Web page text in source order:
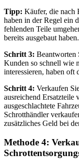
Tipp: Käufer, die nach
haben in der Regel ein
fehlenden Teile
bereits ausgebaut haben.
Schritt 3: Beantworten
Kunden so schnell wie
interessieren, haben oft
Schritt 4: Verkaufen
ausreichend Ersatzteile
ausgeschlachtete
Schrotthändler
zusätzliches Geld bei
Methode 4: